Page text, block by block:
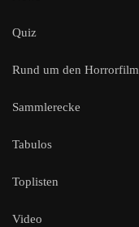
Quiz
Rund um den Horrorfilm
Sammlerecke
Tabulos
Toplisten
Video